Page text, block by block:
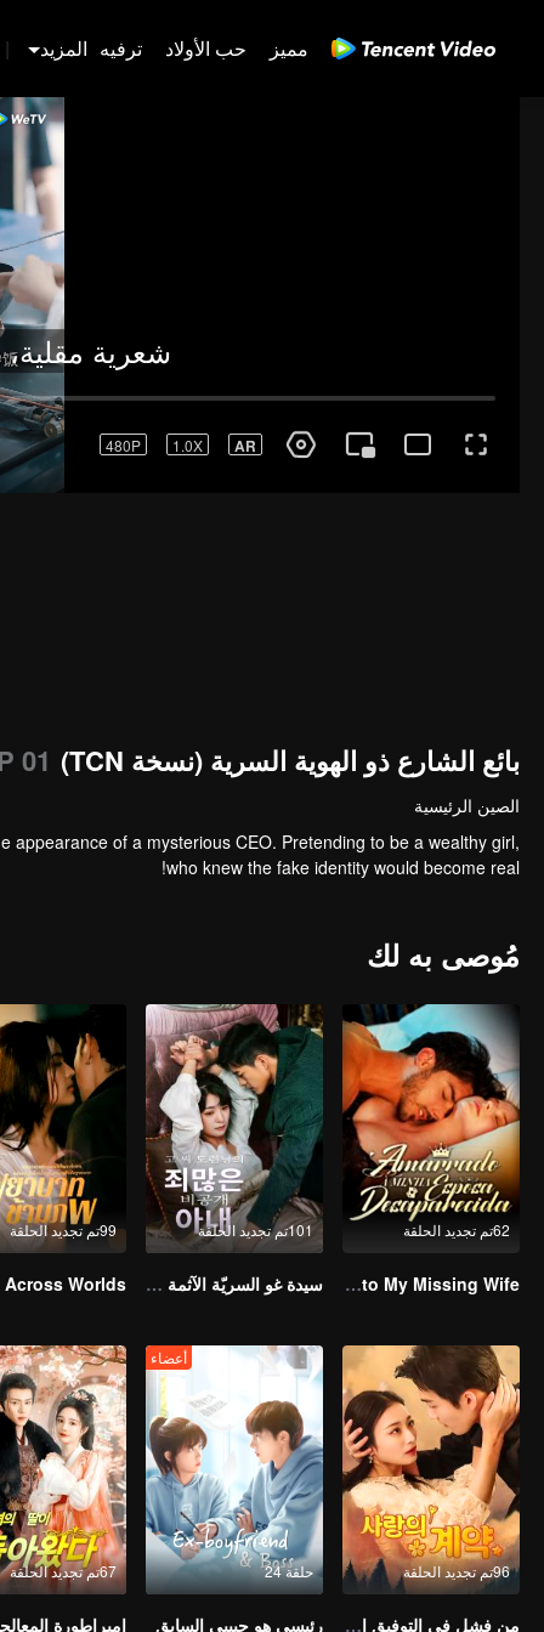
مميز حب الأولاد ترفيه المزيد |
بائع الشارع ذو الهوية السرية (نسخة TCN) 01
الصين الرئيسية
of a mysterious CEO. Pretending to be a wealthy girl,
who knew the fake identity would become real!
مُوصى به لك
62تم تجديد الحلقة
Bound to My Missing Wife
101تم تجديد الحلقة
سيدة غو السريّة الآثمة (النسخة الكورية)
99تم تجديد الحلقة
96تم تجديد الحلقة
من فشل في التوفيق إلى زواج مفاجئ: قصة مليارديري (النسخة الكورية)
حلقة 24
أعضاء
رئيسي هو حبيبي السابق
67تم تجديد الحلقة